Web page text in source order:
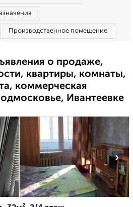
Производственное помещение
о продаже,
квартиры, комнаты,
коммерческая
Ивантеевке
›